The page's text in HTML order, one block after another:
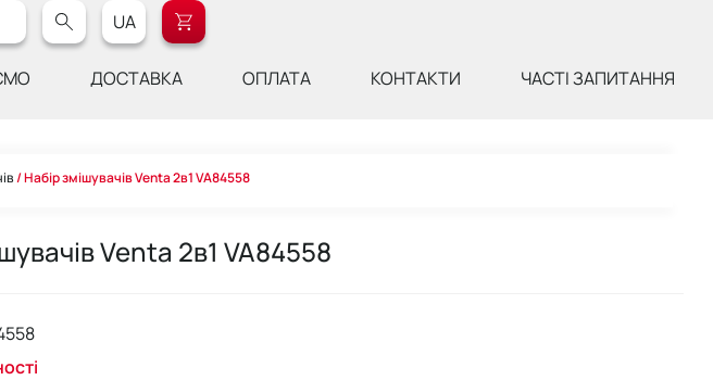
UA
ДОСТАВКА ОПЛАТА КОНТАКТИ ЧАСТІ ЗАПИТАННЯ
Набір змішувачів Venta 2в1 VA84558
Venta 2в1 VA84558